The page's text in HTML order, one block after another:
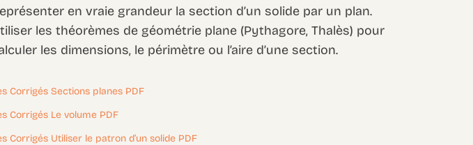
en vraie grandeur la section d’un solide par un plan.
les théorèmes de géométrie plane (Pythagore, Thalès) pour
les dimensions, le périmètre ou l’aire d’une section.
Corrigés Sections planes PDF
Corrigés Le volume PDF
Corrigés Utiliser le patron d’un solide PDF